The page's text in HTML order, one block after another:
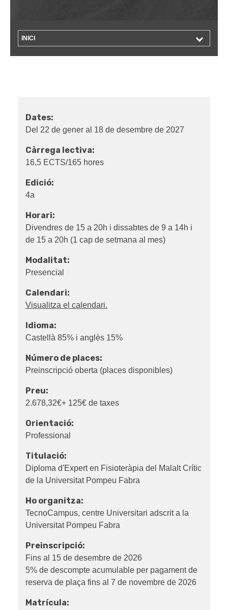
INICI
Dates:
Del 22 de gener al 18 de desembre de 2027
Càrrega lectiva:
16,5 ECTS/165 hores
Edició:
4a
Horari:
Divendres de 15 a 20h i dissabtes de 9 a 14h i
de 15 a 20h (1 cap de setmana al mes)
Modalitat:
Presencial
Calendari:
Visualitza el calendari.
Idioma:
Castellà 85% i anglès 15%
Número de places:
Preinscripció oberta (places disponibles)
Preu:
2.678,32€+ 125€ de taxes
Orientació:
Professional
Titulació:
Diploma d'Expert en Fisioteràpia del Malalt Crític
de la Universitat Pompeu Fabra
Ho organitza:
TecnoCampus, centre Universitari adscrit a la
Universitat Pompeu Fabra
Preinscripció:
Fins al 15 de desembre de 2026
5% de descompte acumulable per pagament de
reserva de plaça fins al 7 de novembre de 2026
Matrícula: